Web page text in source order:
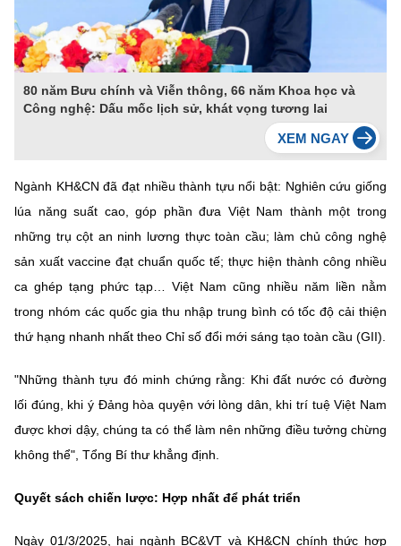
80 năm Bưu chính và Viễn thông, 66 năm Khoa học và
Công nghệ: Dấu mốc lịch sử, khát vọng tương lai
Ngành KH&CN đã đạt nhiều thành tựu nổi bật: Nghiên cứu giống
lúa năng suất cao, góp phần đưa Việt Nam thành một trong
những trụ cột an ninh lương thực toàn cầu; làm chủ công nghệ
sản xuất vaccine đạt chuẩn quốc tế; thực hiện thành công nhiều
ca ghép tạng phức tạp… Việt Nam cũng nhiều năm liền nằm
trong nhóm các quốc gia thu nhập trung bình có tốc độ cải thiện
thứ hạng nhanh nhất theo Chỉ số đổi mới sáng tạo toàn cầu (GII).
"Những thành tựu đó minh chứng rằng: Khi đất nước có đường
lối đúng, khi ý Đảng hòa quyện với lòng dân, khi trí tuệ Việt Nam
được khơi dậy, chúng ta có thể làm nên những điều tưởng chừng
không thể", Tổng Bí thư khẳng định.
Quyết sách chiến lược: Hợp nhất để phát triển
Ngày 01/3/2025, hai ngành BC&VT và KH&CN chính thức hợp